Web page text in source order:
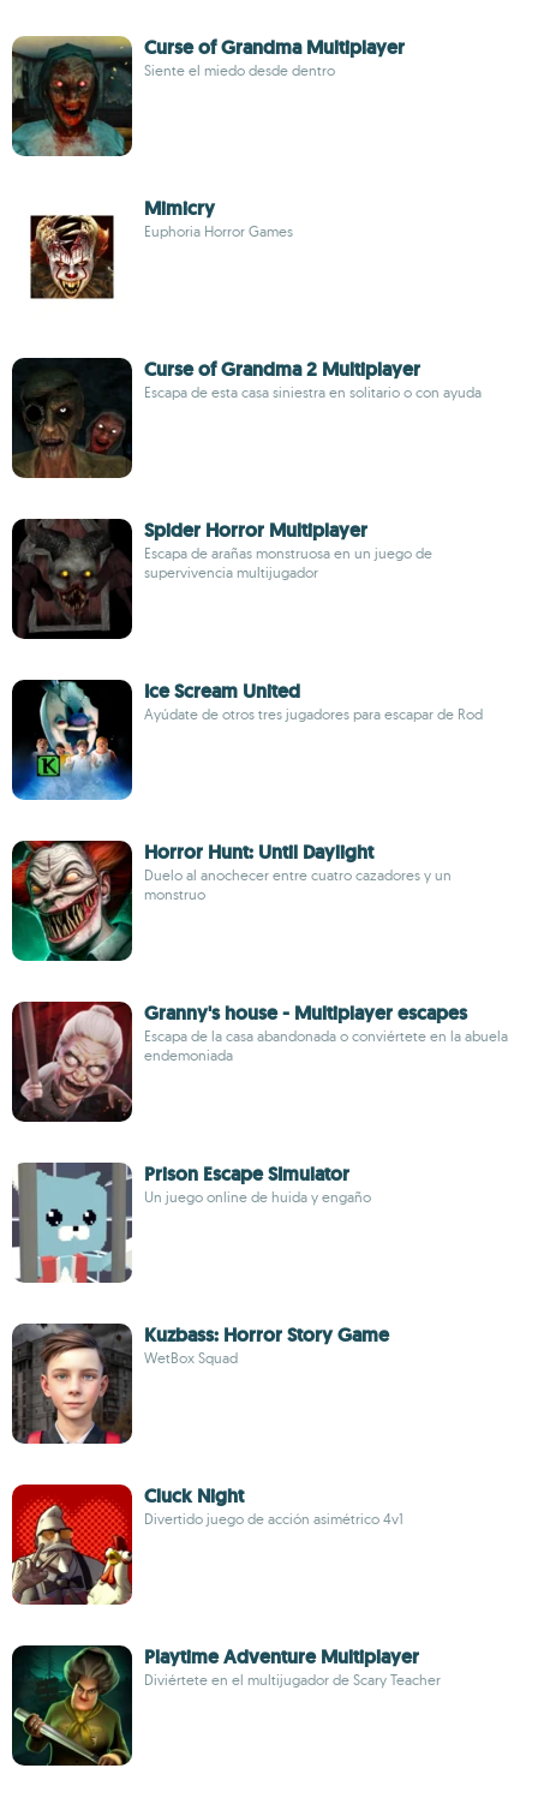
Curse of Grandma Multiplayer
Siente el miedo desde dentro
Mimicry
Euphoria Horror Games
Curse of Grandma 2 Multiplayer
Escapa de esta casa siniestra en solitario o con ayuda
Spider Horror Multiplayer
Escapa de arañas monstruosa en un juego de
supervivencia multijugador
Ice Scream United
Ayúdate de otros tres jugadores para escapar de Rod
Horror Hunt: Until Daylight
Duelo al anochecer entre cuatro cazadores y un
monstruo
Granny's house - Multiplayer escapes
Escapa de la casa abandonada o conviértete en la abuela
endemoniada
Prison Escape SImulator
Un juego online de huida y engaño
Kuzbass: Horror Story Game
WetBox Squad
Cluck Night
Divertido juego de acción asimétrico 4v1
Playtime Adventure Multiplayer
Diviértete en el multijugador de Scary Teacher